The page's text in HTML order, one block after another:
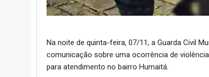
Na noite de quinta-feira, 07/11, a Guarda Civil
comunicação sobre uma ocorrência de
para atendimento no bairro Humaitá.